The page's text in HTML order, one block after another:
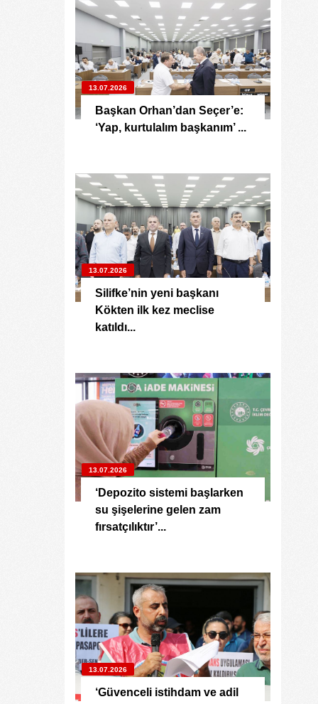
13.07.2026
Başkan Orhan’dan Seçer’e:
‘Yap, kurtulalım başkanım’ ...
13.07.2026
Silifke’nin yeni başkanı
Kökten ilk kez meclise
katıldı...
13.07.2026
‘Depozito sistemi başlarken
su şişelerine gelen zam
fırsatçılıktır’...
13.07.2026
‘Güvenceli istihdam ve adil